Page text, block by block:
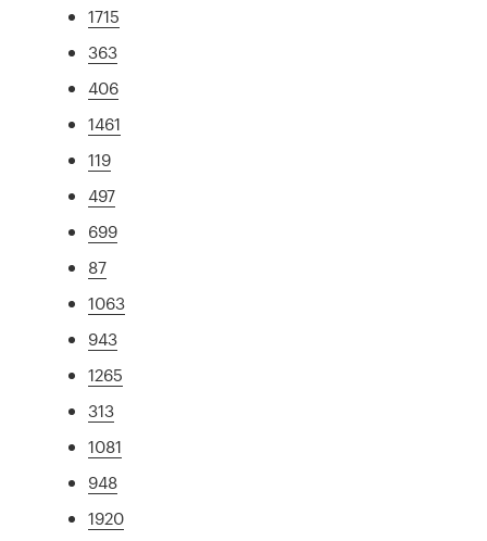
1715
363
406
1461
119
497
699
87
1063
943
1265
313
1081
948
1920